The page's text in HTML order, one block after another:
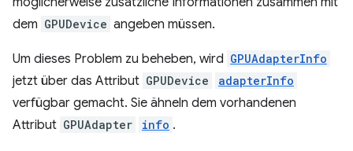
dem GPUDevice angeben müssen.
Um dieses Problem zu beheben, wird GPUAdapterInfo
jetzt über das Attribut GPUDevice adapterInfo
verfügbar gemacht. Sie ähneln dem vorhandenen
Attribut GPUAdapter info .